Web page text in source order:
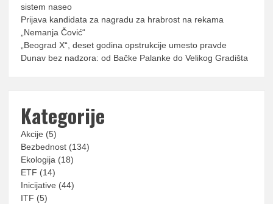
sistem naseo
Prijava kandidata za nagradu za hrabrost na rekama
„Nemanja Čović“
„Beograd X“, deset godina opstrukcije umesto pravde
Dunav bez nadzora: od Bačke Palanke do Velikog Gradišta
Kategorije
Akcije (5)
Bezbednost (134)
Ekologija (18)
ETF (14)
Inicijative (44)
ITF (5)